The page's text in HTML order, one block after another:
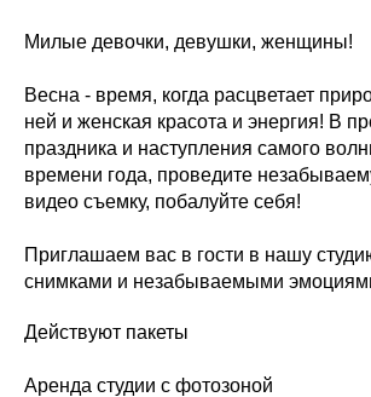
Милые девочки, девушки, женщины!
Весна - время, когда расцветает
ней и женская красота и энергия! В
праздника и наступления самого
времени года, проведите
видео съемку, побалуйте себя!
Приглашаем вас в гости в нашу
снимками и незабываемыми
Действуют пакеты
Аренда студии с фотозоной